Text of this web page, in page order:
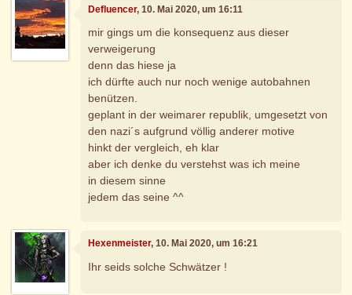
Defluencer, 10. Mai 2020, um 16:11
mir gings um die konsequenz aus dieser
verweigerung
denn das hiese ja
ich dürfte auch nur noch wenige autobahnen
benützen.
geplant in der weimarer republik, umgesetzt von
den nazi´s aufgrund völlig anderer motive
hinkt der vergleich, eh klar
aber ich denke du verstehst was ich meine
in diesem sinne
jedem das seine ^^
Hexenmeister, 10. Mai 2020, um 16:21
Ihr seids solche Schwätzer !